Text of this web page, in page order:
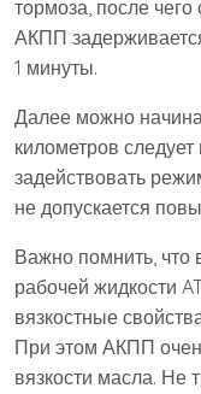
тормоза, после
АКПП
1 минуты.
Далее можно
километров следует
задействовать
не допускается
Важно помнить,
рабочей жидкости
вязкостные
При этом АКПП
вязкости масла. Не